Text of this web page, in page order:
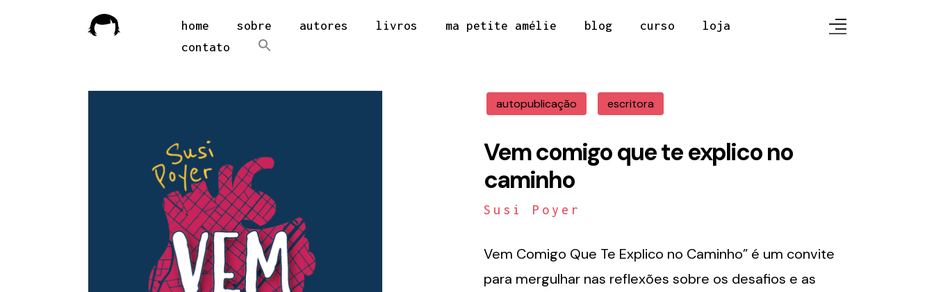
home sobre autores livros ma petite amélie blog curso
loja
contato
autopublicação escritora
Vem comigo que te explico no
caminho
Susi Poyer
Vem Comigo Que Te Explico no Caminho” é um convite
para mergulhar nas reflexões sobre os desafios e as